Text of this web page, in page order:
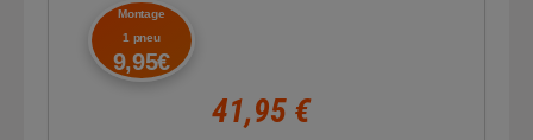
Montage
1 pneu
9,95€
41,95 €